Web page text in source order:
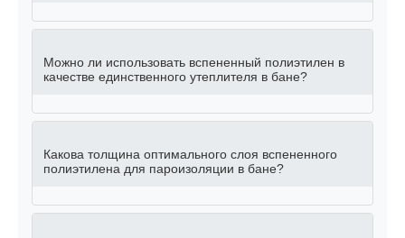
Можно ли использовать вспененный полиэтилен в
качестве единственного утеплителя в бане?
Какова толщина оптимального слоя вспененного
полиэтилена для пароизоляции в бане?